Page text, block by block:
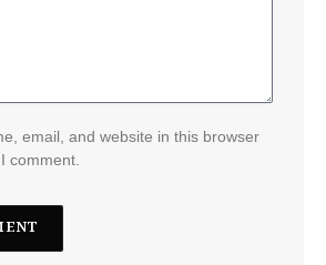
email, and website in this browser
comment.